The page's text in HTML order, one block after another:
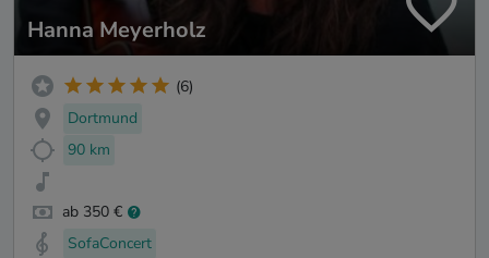
Hanna Meyerholz
(6)
Dortmund
90 km
ab 350 €
SofaConcert